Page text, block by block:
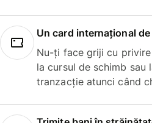
Un card internațional
Nu-ți face griji cu
la cursul de schimb sau
tranzacție atunci când